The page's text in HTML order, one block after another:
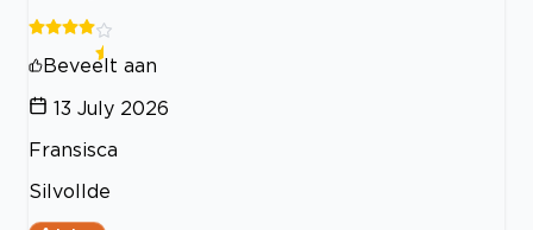
Beveelt aan
13 July 2026
Fransisca
Silvollde